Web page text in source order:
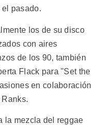
pasado.
los de su disco
con aires
de los 90, también
Flack para "Set the
en colaboración
la mezcla del reggae